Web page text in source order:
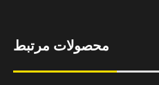
محصولات مرتبط